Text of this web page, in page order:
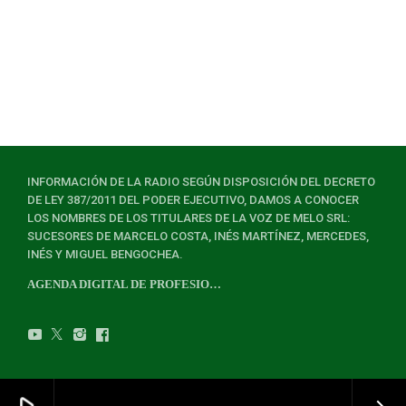
INFORMACIÓN DE LA RADIO SEGÚN DISPOSICIÓN DEL DECRETO
DE LEY 387/2011 DEL PODER EJECUTIVO, DAMOS A CONOCER
LOS NOMBRES DE LOS TITULARES DE LA VOZ DE MELO SRL:
SUCESORES DE MARCELO COSTA, INÉS MARTÍNEZ, MERCEDES,
INÉS Y MIGUEL BENGOCHEA.
AGENDA DIGITAL DE PROFESIONALES